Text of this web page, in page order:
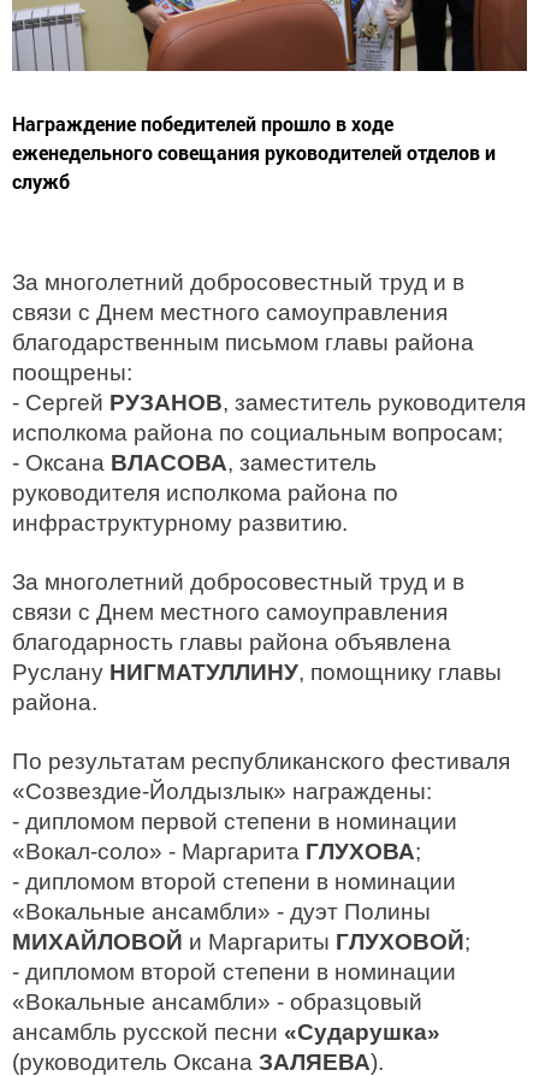
Награждение победителей прошло в ходе
еженедельного совещания руководителей отделов и
служб
За многолетний добросовестный труд и в
связи с Днем местного самоуправления
благодарственным письмом главы района
поощрены:
- Сергей РУЗАНОВ, заместитель руководителя
исполкома района по социальным вопросам;
- Оксана ВЛАСОВА, заместитель
руководителя исполкома района по
инфраструктурному развитию.
За многолетний добросовестный труд и в
связи с Днем местного самоуправления
благодарность главы района объявлена
Руслану НИГМАТУЛЛИНУ, помощнику главы
района.
По результатам республиканского фестиваля
«Созвездие-Йолдызлык» награждены:
- дипломом первой степени в номинации
«Вокал-соло» - Маргарита ГЛУХОВА;
- дипломом второй степени в номинации
«Вокальные ансамбли» - дуэт Полины
МИХАЙЛОВОЙ и Маргариты ГЛУХОВОЙ;
- дипломом второй степени в номинации
«Вокальные ансамбли» - образцовый
ансамбль русской песни «Сударушка»
(руководитель Оксана ЗАЛЯЕВА).